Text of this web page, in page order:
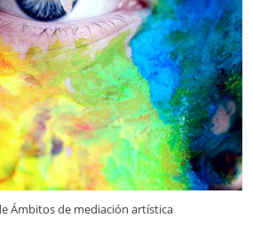
Ámbitos de mediación artística